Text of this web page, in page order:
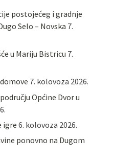
postojećeg i gradnje
Selo – Novska 7.
u Mariju Bistricu 7.
7. kolovoza 2026.
Općine Dvor u
igre 6. kolovoza 2026.
ponovno na Dugom